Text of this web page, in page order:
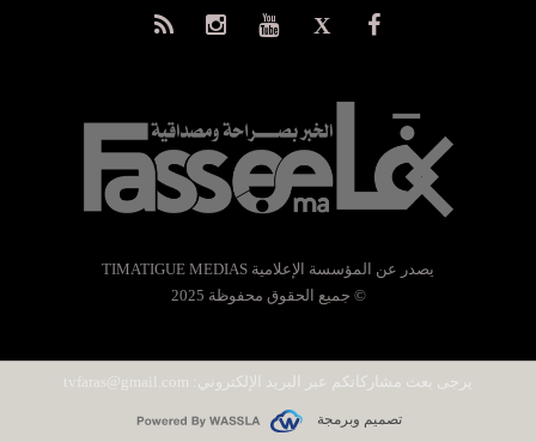
يصدر عن المؤسسة الإعلامية TIMATIGUE MEDIAS
© جميع الحقوق محفوظة 2025
يرجى بعث مشاركاتكم عبر البريد الإلكتروني: tvfaras@gmail.com
تصميم وبرمجة